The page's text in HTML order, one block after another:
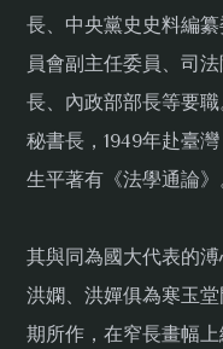
長、中央黨史史料編
員會副主任委員、司
長、內政部部長等要
秘書長，1949年赴臺
生平著有《法學通論》
其與同為國大代表的
洪嫻、洪嬋俱為寒玉
期所作，在窄長畫幅